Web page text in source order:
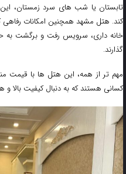
تابستان یا شب‌ های سرد زمستان،
کند. هتل‌ مشهد همچنین امکانات رفاهی
خانه‌ داری، سرویس رفت‌ و‌ برگشت به
گذارند.
مهم‌ تر از همه، این هتل‌ ها با قیمت
کسانی هستند که به دنبال کیفیت بالا و